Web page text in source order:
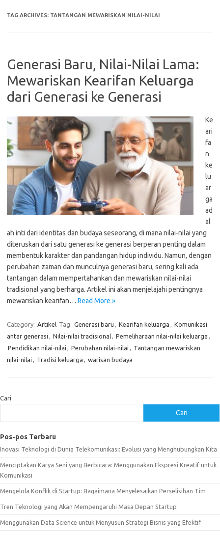
TAG ARCHIVES: TANTANGAN MEWARISKAN NILAI-NILAI
Generasi Baru, Nilai-Nilai Lama:
Mewariskan Kearifan Keluarga
dari Generasi ke Generasi
Ke
ari
fa
n
ke
lu
ar
ga
ad
al
ah inti dari identitas dan budaya seseorang, di mana nilai-nilai yang
diteruskan dari satu generasi ke generasi berperan penting dalam
membentuk karakter dan pandangan hidup individu. Namun, dengan
perubahan zaman dan munculnya generasi baru, sering kali ada
tantangan dalam mempertahankan dan mewariskan nilai-nilai
tradisional yang berharga. Artikel ini akan menjelajahi pentingnya
mewariskan kearifan… Read More »
Category: Artikel Tag: Generasi baru , Kearifan keluarga , Komunikasi
antar generasi , Nilai-nilai tradisional, Pemeliharaan nilai-nilai keluarga ,
Pendidikan nilai-nilai , Perubahan nilai-nilai , Tantangan mewariskan
nilai-nilai , Tradisi keluarga , warisan budaya
Cari
Cari
Pos-pos Terbaru
Inovasi Teknologi di Dunia Telekomunikasi: Evolusi yang Menghubungkan Kita
Menciptakan Karya Seni yang Berbicara: Menggunakan Ekspresi Kreatif untuk
Komunikasi
Mengelola Konflik di Startup: Bagaimana Menyelesaikan Perselisihan Tim
Tren Teknologi yang Akan Mempengaruhi Masa Depan Startup
Menggunakan Data Science untuk Menyusun Strategi Bisnis yang Efektif